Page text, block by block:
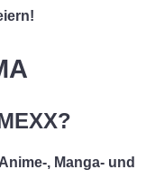
, Manga- und